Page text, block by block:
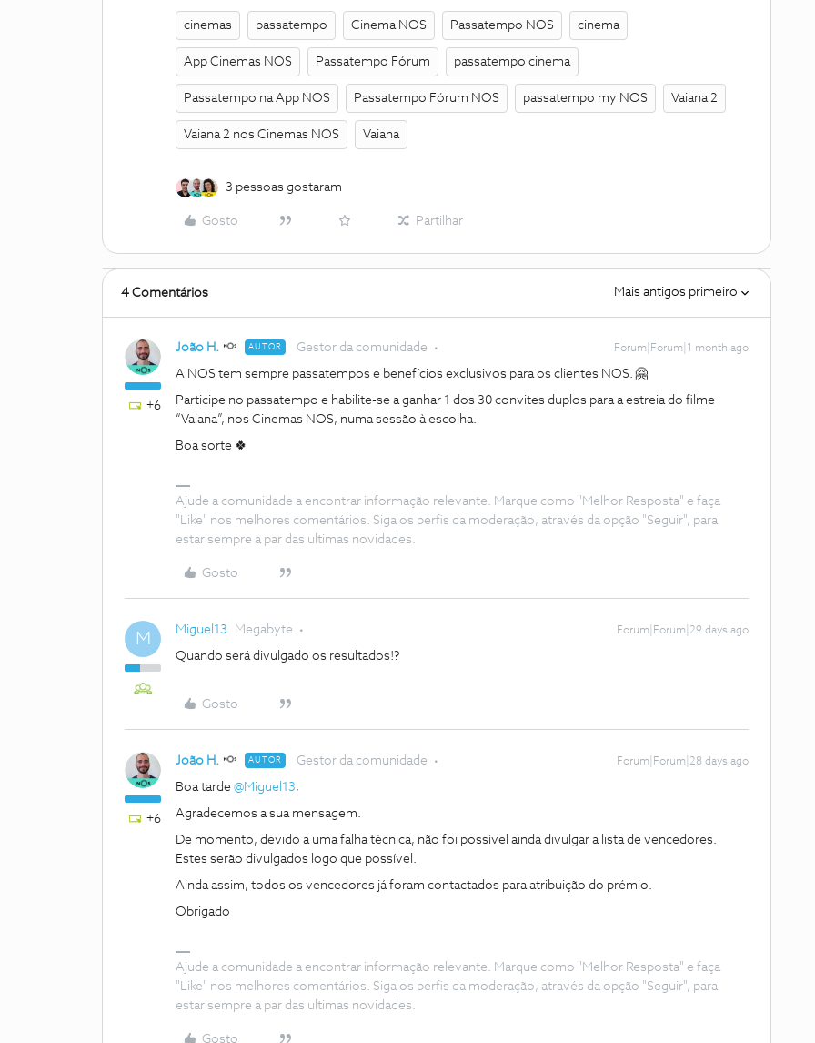
cinemas passatempo Cinema NOS Passatempo NOS cinema
App Cinemas NOS Passatempo Fórum passatempo cinema
Passatempo na App NOS Passatempo Fórum NOS passatempo my NOS Vaiana 2
Vaiana 2 nos Cinemas NOS Vaiana
3 pessoas gostaram
Gosto Partilhar
4 Comentários Mais antigos primeiro
+6
João H. AUTOR Gestor da comunidade Forum|Forum|1 month ago
A NOS tem sempre passatempos e benefícios exclusivos para os clientes NOS. 🤗
Participe no passatempo e habilite-se a ganhar 1 dos 30 convites duplos para a estreia do filme
“Vaiana”, nos Cinemas NOS, numa sessão à escolha.
Boa sorte 🍀
Ajude a comunidade a encontrar informação relevante. Marque como "Melhor Resposta" e faça
"Like" nos melhores comentários. Siga os perfis da moderação, através da opção "Seguir", para
estar sempre a par das ultimas novidades.
Gosto
M Miguel13 Megabyte Forum|Forum|29 days ago
Quando será divulgado os resultados!?
Gosto
+6
João H. AUTOR Gestor da comunidade Forum|Forum|28 days ago
Boa tarde ​ @Miguel13,
Agradecemos a sua mensagem.
De momento, devido a uma falha técnica, não foi possível ainda divulgar a lista de vencedores.
Estes serão divulgados logo que possível.
Ainda assim, todos os vencedores já foram contactados para atribuição do prémio.
Obrigado
Ajude a comunidade a encontrar informação relevante. Marque como "Melhor Resposta" e faça
"Like" nos melhores comentários. Siga os perfis da moderação, através da opção "Seguir", para
estar sempre a par das ultimas novidades.
Gosto